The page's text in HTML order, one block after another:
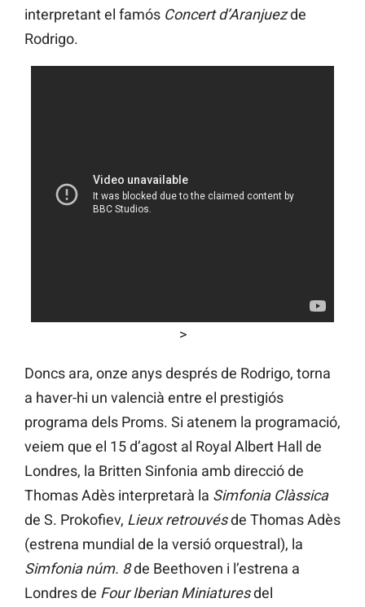
interpretant el famós Concert d’Aranjuezde
Rodrigo.
>
Doncs ara, onze anys després de Rodrigo, torna
a haver-hi un valencià entre el prestigiós
programa dels Proms. Si atenem la programació,
veiem que el 15 d’agost al Royal Albert Hall de
Londres, la Britten Sinfonia amb direcció de
Thomas Adès interpretarà la Simfonia Clàssica
de S. Prokofiev, Lieux retrouvésde Thomas Adès
(estrena mundial de la versió orquestral), la
Simfonia núm. 8de Beethoven i l’estrena a
Londres de Four Iberian Miniaturesdel